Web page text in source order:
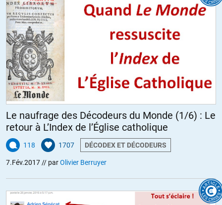
Le naufrage des Décodeurs du Monde (1/6) : Le
retour à L’Index de l’Église catholique
118 1707 DÉCODEX ET DÉCODEURS
7.Fév.2017 // parOlivier Berruyer